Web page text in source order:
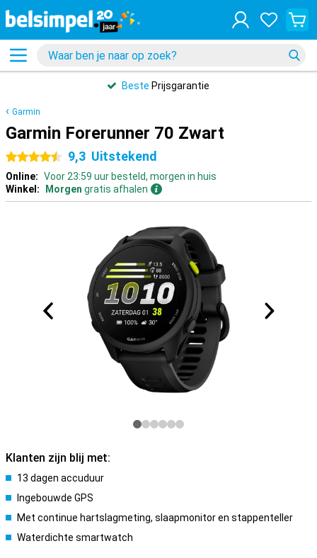
Beste Prijsgarantie
Garmin
Garmin Forerunner 70 Zwart
4.5 sterren
9,3 Uitstekend
Online: Voor 23:59 uur besteld, morgen in huis
Winkel:
Morgen gratis afhalen
Klanten zijn blij met:
13 dagen accuduur
Ingebouwde GPS
Met continue hartslagmeting, slaapmonitor en stappenteller
Waterdichte smartwatch